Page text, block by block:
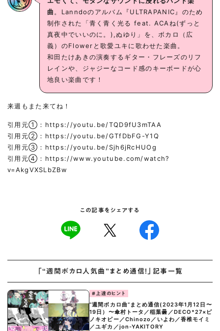
曲 。Lanndoのアルバム『ULTRAPANIC』のため
制作された「青く青く光る feat. ACAね(ずっと
真夜中でいいのに。),ぬゆり」を、ボカロ（広
義）のFlowerと歌愛ユキに歌わせた楽曲。
和田たけあきの演奏するギター・フレーズのリフ
レインや、ジャジーなコード感のキーボードが心
地良い楽曲です！
来週もまた来てね！
引用元①： https://youtu.be/TQD9fU3mTAA
引用元②： https://youtu.be/GTfDbFG-Y1Q
引用元③： https://youtu.be/Sjh6jRcHUOg
引用元④： https://www.youtube.com/watch?
v=AkgVXSLbZBw
この記事をシェアする
「“週間ボカロ人気曲”まとめ通信！」記事一覧
#上達のヒント
“週間ボカロ曲”まとめ通信(2023年1月12日〜
19日）〜傘村トータ／稲葉曇／DECO*27×ピ
ノキオピー／Chinozo／いよわ／香椎モイミ
／ユギカ／jon-YAKITORY